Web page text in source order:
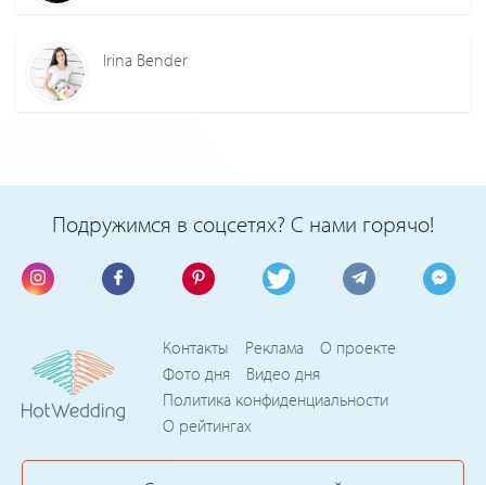
Irina Bender
Подружимся в соцсетях? С нами горячо!
Контакты Реклама
О проекте
Фото дня
Видео дня
Политика конфиденциальности
О рейтингах